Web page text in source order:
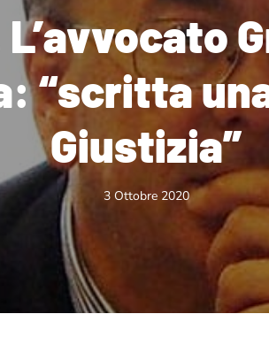
“scritta
Giustizia”
3 Ottobre 2020